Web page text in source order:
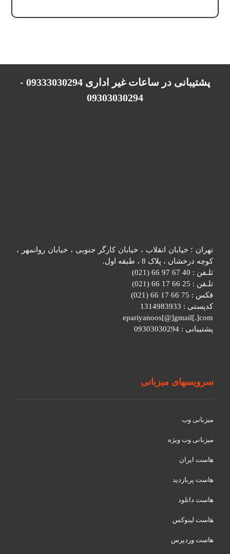
پشتیبانی در ساعات غیر اداری 09333030294 -
09303030294
تهران ؛ خیابان انقلاب ، خیابان کارگر جنوبی ، خیابان روانمهر ،
کوچه درخشان ، پلاک 8 ، طبقه اول.
تلـفن : 40 67 97 66 (021)
تلـفن : 25 66 17 66 (021)
فکس : 75 66 17 66 (021)
کدپستی : 1314983933
epariyanoos[@]gmail[.]com
پشتیبانی : 09303030294
سرویسهای میزبانی
میزبانی وب
میزبانی وب ویژه
هاست ایران
هاست پربازدید
هاست دانلود
هاست لینوکس
هاست وردپرس